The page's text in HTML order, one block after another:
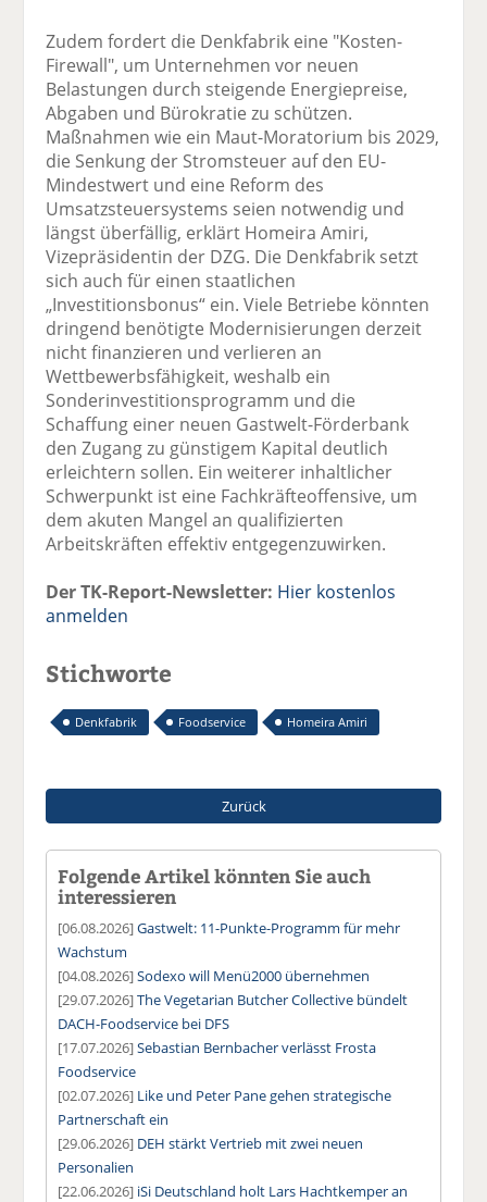
Zudem fordert die Denkfabrik eine "Kosten-
Firewall", um Unternehmen vor neuen
Belastungen durch steigende Energiepreise,
Abgaben und Bürokratie zu schützen.
Maßnahmen wie ein Maut-Moratorium bis 2029,
die Senkung der Stromsteuer auf den EU-
Mindestwert und eine Reform des
Umsatzsteuersystems seien notwendig und
längst überfällig, erklärt Homeira Amiri,
Vizepräsidentin der DZG. Die Denkfabrik setzt
sich auch für einen staatlichen
„Investitionsbonus“ ein. Viele Betriebe könnten
dringend benötigte Modernisierungen derzeit
nicht finanzieren und verlieren an
Wettbewerbsfähigkeit, weshalb ein
Sonderinvestitionsprogramm und die
Schaffung einer neuen Gastwelt-Förderbank
den Zugang zu günstigem Kapital deutlich
erleichtern sollen. Ein weiterer inhaltlicher
Schwerpunkt ist eine Fachkräfteoffensive, um
dem akuten Mangel an qualifizierten
Arbeitskräften effektiv entgegenzuwirken.
Der TK-Report-Newsletter: Hier kostenlos
anmelden
Stichworte
Denkfabrik Foodservice Homeira Amiri
Zurück
Folgende Artikel könnten Sie auch
interessieren
[06.08.2026]Gastwelt: 11-Punkte-Programm für mehr
Wachstum
[04.08.2026]Sodexo will Menü2000 übernehmen
[29.07.2026]The Vegetarian Butcher Collective bündelt
DACH-Foodservice bei DFS
[17.07.2026]Sebastian Bernbacher verlässt Frosta
Foodservice
[02.07.2026] Like und Peter Pane gehen strategische
Partnerschaft ein
[29.06.2026] DEH stärkt Vertrieb mit zwei neuen
Personalien
[22.06.2026] iSi Deutschland holt Lars Hachtkemper an